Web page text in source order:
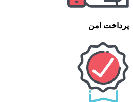
پرداخت امن